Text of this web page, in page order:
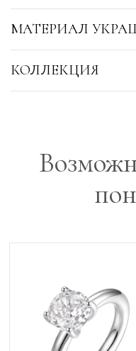
МАТЕРИАЛ
КОЛЛЕКЦИЯ